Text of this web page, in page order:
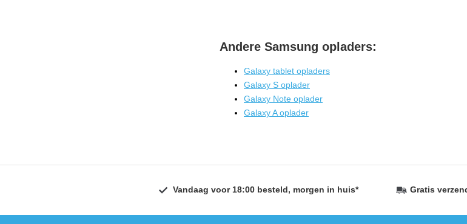
Andere Samsung opladers:
Galaxy tablet opladers
Galaxy S oplader
Galaxy Note oplader
Galaxy A oplader
Vandaag voor 18:00 besteld, morgen in huis* Gratis